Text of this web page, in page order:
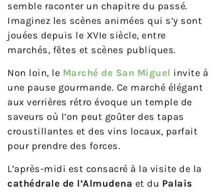
semble raconter un chapitre du passé.
Imaginez les scènes animées qui s’y sont
jouées depuis le XVIe siècle, entre
marchés, fêtes et scènes publiques.
Non loin, le Marché de San Miguel invite à
une pause gourmande. Ce marché élégant
aux verrières rétro évoque un temple de
saveurs où l’on peut goûter des tapas
croustillantes et des vins locaux, parfait
pour prendre des forces.
L’après-midi est consacré à la visite de la
cathédrale de l’Almudena et du Palais